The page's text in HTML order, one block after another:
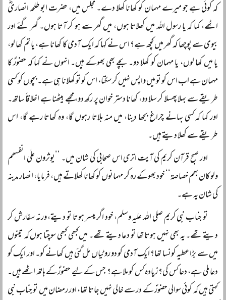
کہ کوئی ہے جو میرے مہمان کو کھانا کھلا دے۔ مجلس میں، حضرت ابو طلحہ انصاریؓ
اٹھے، کہا کہ یا رسول اللہ میں کھلاتا ہوں، میں گھر سے ہو کر آتا ہوں۔ گھر گئے اور
بیوی سے پوچھا کہ گھر میں کچھ ہے؟ اس نے کہا کہ ایک آدمی کا کھانا ہے، یا تم کھا لو،
یا میں کھا لوں، یا مہمان کو کھلا دو۔ بچے بھی بھوکے ہیں۔ انہوں نے کہا کہ حضورؐ کا
مہمان ہے اب اس کو تو میں واپس نہیں کر سکتا، اس کو تو کھلانا ہی ہے۔ بچوں کو کسی
طریقے سے بہلا پھسلا کر سلا دو، کھانا دستر خوان پر رکھ دو، مجھے بیٹھنا ہے اخلاقاً ساتھ۔
اور کہا کہ کسی بہانے چراغ بجھا دینا، میں منہ ہلاتا رہوں گا، وہ کھاتا رہے گا، اس
طریقے سے کھلا دیتے ہیں۔
اور صبح قرآن کریم کی آیت اتری اس صحابی کی شان میں۔ ’’یوثرون علٰی انفسھم
ولو کان بھم خصاصۃ‘‘ خود بھوکے رہ کر مہمانوں کو کھانا کھلاتے ہیں، فرمایا، انصار مدینہ
کی شان یہ ہے۔
تو جناب نبی کریم صلی اللہ علیہ وسلم، خود اگر میسر ہوتا تو دیتے، ورنہ سفارش کر
دیتے تھے۔ یہ بھی نہیں ہوتا تھا تو دعا دیتے تھے۔ میں کبھی کبھی سوچتا ہوں کہ تینوں
میں سے بڑا عطیہ کونسا تھا؟ ایک آدمی کو دو روٹیاں مل گئی ہیں کھانے کو۔ اور ایک کو
دعا ملی ہے، دعا کس کی؟ زیادہ کس کو ملا ہے؟ جس کے لیے حضورؐ کے ہاتھ اٹھے ہیں۔
کہتی ہیں کہ کوئی سوالی حضورؐ کے در سے خالی نہیں جاتا تھا، اور رمضان میں تو جناب نبی